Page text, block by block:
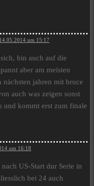
14.05.2014 um 15:17
bin auch auf die
aber am meisten
nächsten jahren mit bruce
auch was zeigen sonst
und kommt erst zum finale
um 16:18
US-Start dur Serie in
bei 24 auch